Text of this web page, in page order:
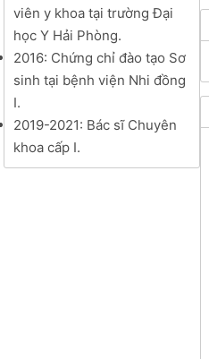
viên y khoa tại trường Đại
học Y Hải Phòng.
2016: Chứng chỉ đào tạo Sơ
sinh tại bệnh viện Nhi đồng
I.
2019-2021: Bác sĩ Chuyên
khoa cấp I.